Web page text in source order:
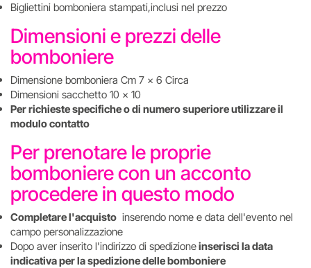
Bigliettini bomboniera stampati,inclusi nel prezzo
Dimensioni e prezzi delle
bomboniere
Dimensione bomboniera Cm 7 x 6 Circa
Dimensioni sacchetto 10 x 10
Per richieste specifiche o di numero superiore utilizzare il
modulo contatto
Per prenotare le proprie
bomboniere con un acconto
procedere in questo modo
Completare l'acquisto inserendo nome e data dell'evento nel
campo personalizzazione
Dopo aver inserito l'indirizzo di spedizioneinserisci la data
indicativa per la spedizione delle bomboniere